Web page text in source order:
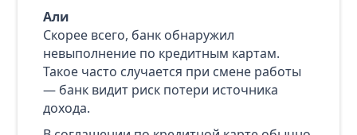
Али
Скорее всего, банк обнаружил
невыполнение по кредитным картам.
Такое часто случается при смене работы
— банк видит риск потери источника
дохода.